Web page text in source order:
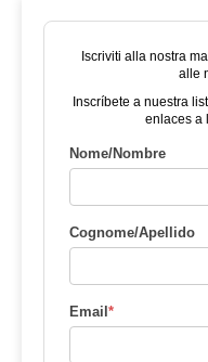
Iscriviti alla nostra
alle
Inscríbete a nuestra
enlaces a
Nome/Nombre
Cognome/Apellido
Email*